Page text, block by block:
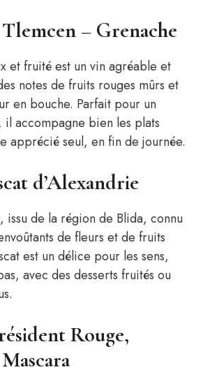
– Grenache
et fruité est un vin agréable et
notes de fruits rouges mûrs et
en bouche. Parfait pour un
il accompagne bien les plats
apprécié seul, en fin de journée.
d’Alexandrie
issu de la région de Blida, connu
de fleurs et de fruits
est un délice pour les sens,
avec des desserts fruités ou
Rouge,